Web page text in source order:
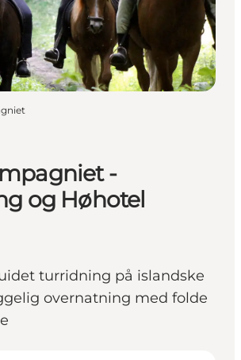
-
og Høhotel
turridning på islandske
overnatning med folde